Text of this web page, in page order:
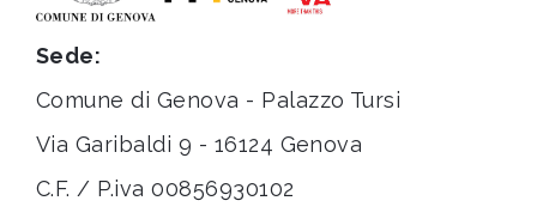
Sede:
Comune di Genova - Palazzo Tursi
Via Garibaldi 9 - 16124 Genova
C.F. / P.iva 00856930102